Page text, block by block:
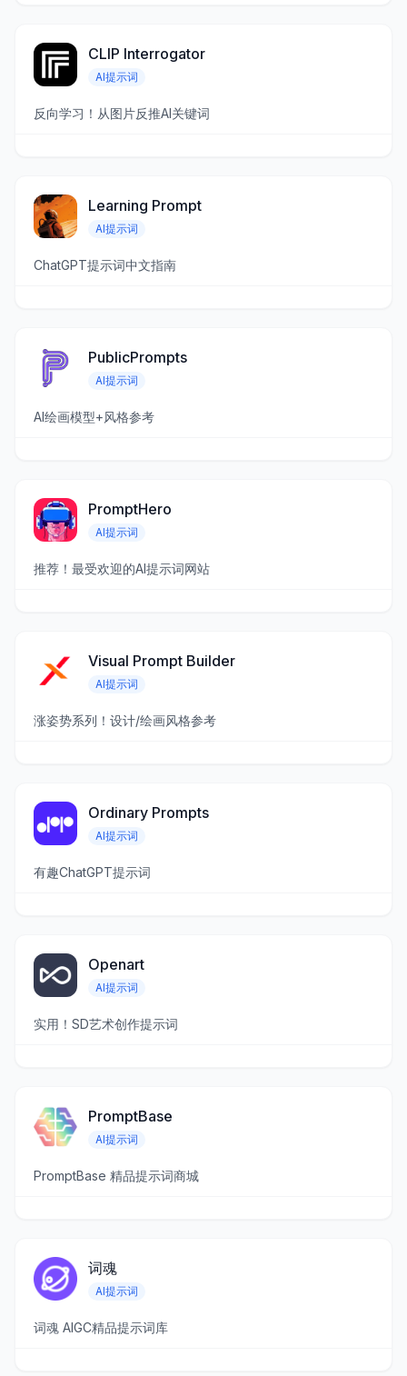
CLIP Interrogator
AI提示词
反向学习！从图片反推AI关键词
Learning Prompt
AI提示词
ChatGPT提示词中文指南
PublicPrompts
AI提示词
AI绘画模型+风格参考
PromptHero
AI提示词
推荐！最受欢迎的AI提示词网站
Visual Prompt Builder
AI提示词
涨姿势系列！设计/绘画风格参考
Ordinary Prompts
AI提示词
有趣ChatGPT提示词
Openart
AI提示词
实用！SD艺术创作提示词
PromptBase
AI提示词
PromptBase 精品提示词商城
词魂
AI提示词
词魂 AIGC精品提示词库